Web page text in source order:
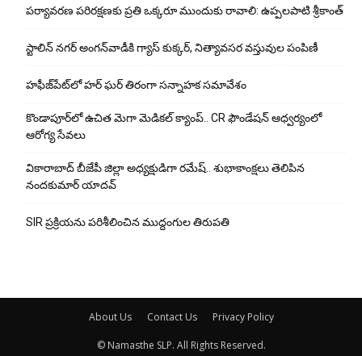
పర్యావరణ పరిరక్షణకు ప్రతి ఒక్కరూ ముందుకు రావాలి: ఉప్పలపాటి శ్రీకాంత్
స్టాలిన్ నగర్ అంగన్‌వాడీకి గ్యాస్ కుక్కర్, నిత్యావసర వస్తువుల పంపిణీ
హఫీజ్‌పేట్‌లో హర్ ఘర్ తిరంగా సన్నాహక సమావేశం
కొండాపూర్‌లో ఉచిత మెగా మెడికల్ క్యాంప్.. CR ఫౌండేషన్ ఆధ్వర్యంలో
ఆరోగ్య సేవలు
వికారాబాద్ బీజేపీ జిల్లా అధ్యక్షుడిగా రమేష్‌.. శుభాకాంక్షలు తెలిపిన
నందకుమార్ యాదవ్
SIR ప్రక్రియను పరిశీలించిన ముద్దంగుల తిరుపతి
About Us Contact Us Privacy Policy
© Namasthe SLP. All Rights Reserved.